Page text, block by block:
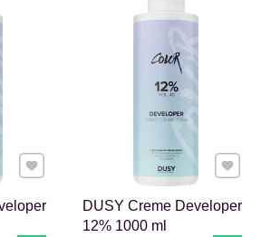
Pridať k Obľúbeným
DUSY Creme Developer
12% 1000 ml
Pridať